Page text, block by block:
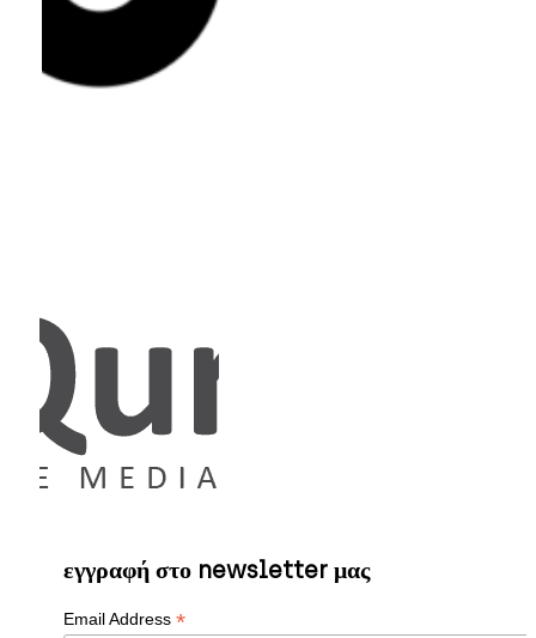
εγγραφή στο newsletter μας
Email Address *